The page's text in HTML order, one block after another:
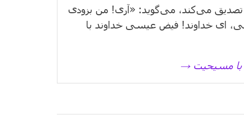
می‌كند، می‌گوید: «آری! من بزودی
ای خداوند! فیض عیسی خداوند با